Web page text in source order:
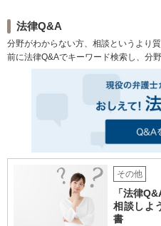
法律Q&A
分野がわからない方、相談というより
前に法律Q&Aでキーワード検索し、分
その他
「法律
相談しよ
書